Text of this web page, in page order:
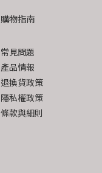
購物指南
常見問題
產品情報
退換貨政策
隱私權政策
條款與細則